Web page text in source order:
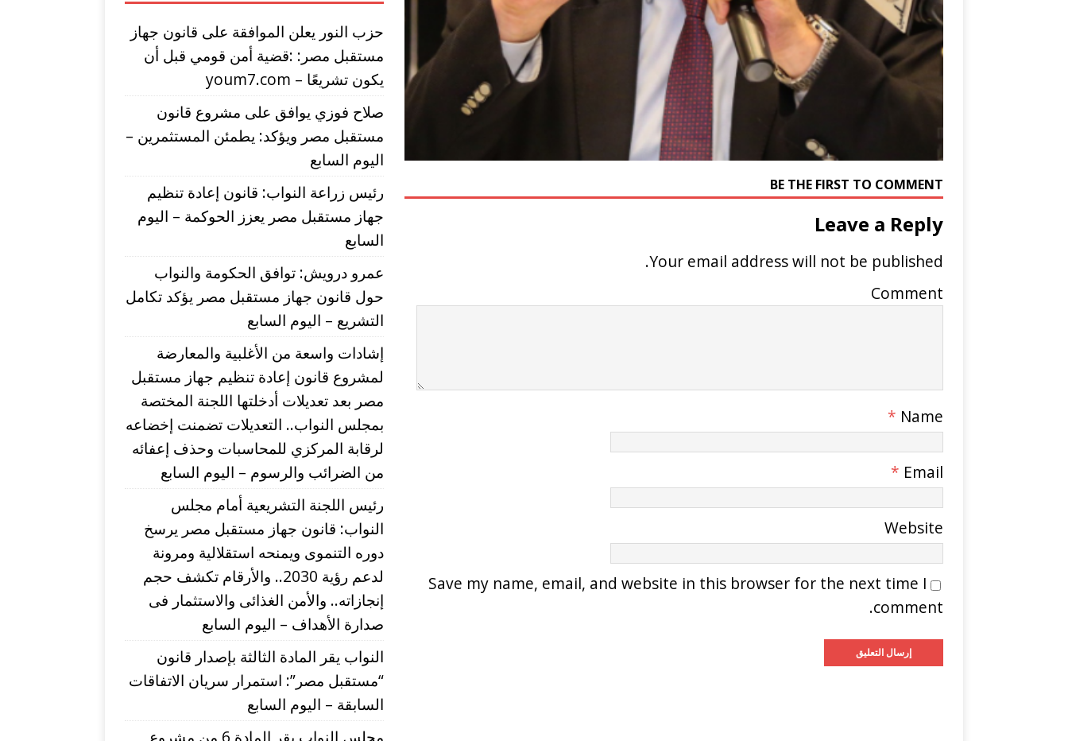
BE THE FIRST TO COMMENT
Leave a Reply
Your email address will not be published.
Comment
Name
*
Email
*
Website
Save my name, email, and website in this browser for the next time I
comment.
حزب النور يعلن الموافقة على قانون جهاز
مستقبل مصر: :قضية أمن قومي قبل أن
يكون تشريعًا – youm7.com
صلاح فوزي يوافق على مشروع قانون
مستقبل مصر ويؤكد: يطمئن المستثمرين –
اليوم السابع
رئيس زراعة النواب: قانون إعادة تنظيم
جهاز مستقبل مصر يعزز الحوكمة – اليوم
السابع
عمرو درويش: توافق الحكومة والنواب
حول قانون جهاز مستقبل مصر يؤكد تكامل
التشريع – اليوم السابع
إشادات واسعة من الأغلبية والمعارضة
لمشروع قانون إعادة تنظيم جهاز مستقبل
مصر بعد تعديلات أدخلتها اللجنة المختصة
بمجلس النواب.. التعديلات تضمنت إخضاعه
لرقابة المركزي للمحاسبات وحذف إعفائه
من الضرائب والرسوم – اليوم السابع
رئيس اللجنة التشريعية أمام مجلس
النواب: قانون جهاز مستقبل مصر يرسخ
دوره التنموى ويمنحه استقلالية ومرونة
لدعم رؤية 2030.. والأرقام تكشف حجم
إنجازاته.. والأمن الغذائى والاستثمار فى
صدارة الأهداف – اليوم السابع
النواب يقر المادة الثالثة بإصدار قانون
“مستقبل مصر”: استمرار سريان الاتفاقات
السابقة – اليوم السابع